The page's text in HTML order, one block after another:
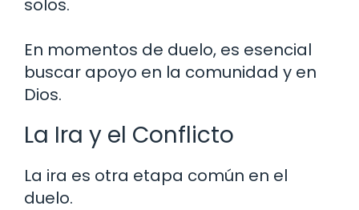
solos.
En momentos de duelo, es esencial
buscar apoyo en la comunidad y en
Dios.
La Ira y el Conflicto
La ira es otra etapa común en el
duelo.